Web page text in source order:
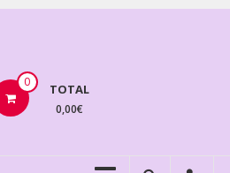
BIJOUX
0 TOTAL
0,00€